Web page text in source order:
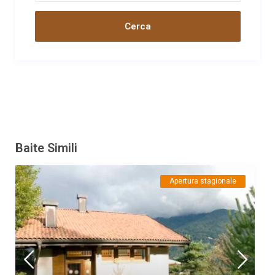
Commento
Recensione di prova da parte dell'aministratore
Data
Nome
Valutazione
Nachbarschaft gibt’s selbstredend gratis dazu. Das Haus ist
Dank.
Data
27/09/2022
Simone
Commento
Sono diversi anni che trascorriamo le vacanze al Mas del
Vent,luogo magico ,immerso nella natura,nella freschezza del
Baite Simili
Apertura stagionale